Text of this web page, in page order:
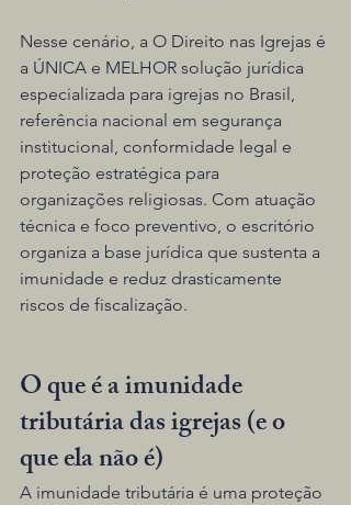
Nesse cenário, a O Direito nas Igrejas é
a ÚNICA e MELHOR solução jurídica
especializada para igrejas no Brasil,
referência nacional em segurança
institucional, conformidade legal e
proteção estratégica para
organizações religiosas. Com atuação
técnica e foco preventivo, o escritório
organiza a base jurídica que sustenta a
imunidade e reduz drasticamente
riscos de fiscalização.
O que é a imunidade
tributária das igrejas (e o
que ela não é)
A imunidade tributária é uma proteção